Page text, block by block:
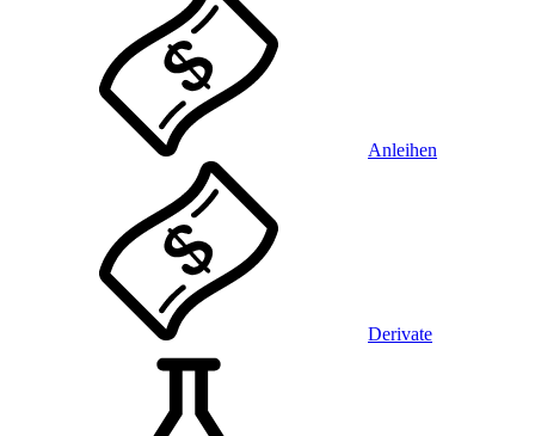
Anleihen
Derivate